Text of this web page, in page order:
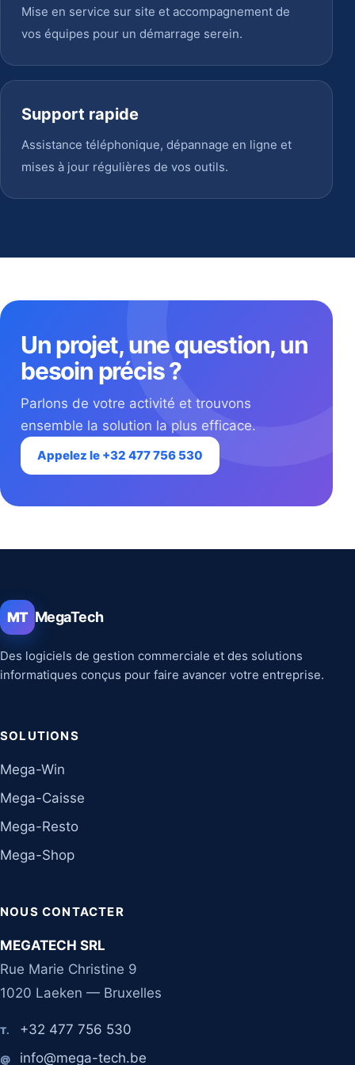
Mise en service sur site et accompagnement de
vos équipes pour un démarrage serein.
Support rapide
Assistance téléphonique, dépannage en ligne et
mises à jour régulières de vos outils.
Un projet, une question, un
besoin précis ?
Parlons de votre activité et trouvons
ensemble la solution la plus efficace.
Appelez le +32 477 756 530
MT MegaTech
Des logiciels de gestion commerciale et des solutions
informatiques conçus pour faire avancer votre entreprise.
SOLUTIONS
Mega-Win
Mega-Caisse
Mega-Resto
Mega-Shop
NOUS CONTACTER
MEGATECH SRL
Rue Marie Christine 9
1020 Laeken — Bruxelles
T. +32 477 756 530
@ info@mega-tech.be